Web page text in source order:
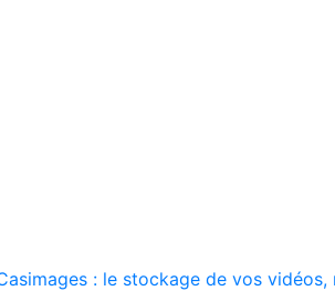
: le stockage de vos